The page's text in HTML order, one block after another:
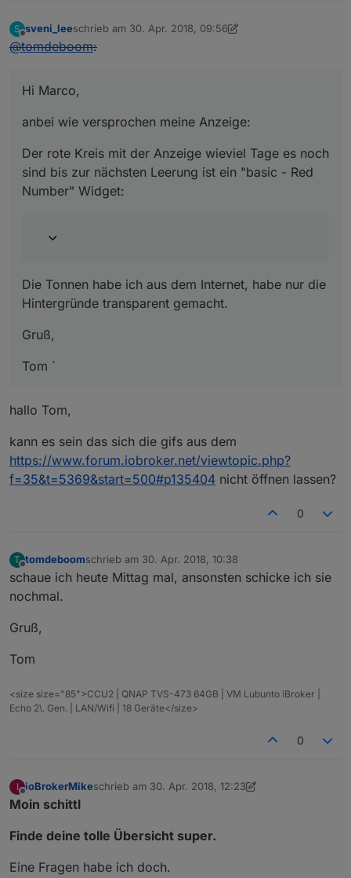
S
Offline
sveni_leeschrieb am 30. Apr. 2018, 09:56
zuletzt editiert von Jey Cee
@tomdeboom:
Hi Marco,
anbei wie versprochen meine Anzeige:
Der rote Kreis mit der Anzeige wieviel Tage es noch
sind bis zur nächsten Leerung ist ein "basic - Red
Number" Widget:
Die Tonnen habe ich aus dem Internet, habe nur die
Hintergründe transparent gemacht.
Gruß,
Tom `
hallo Tom,
kann es sein das sich die gifs aus dem
https://www.forum.iobroker.net/viewtopic.php?
f=35&t=5369&start=500#p135404 nicht öffnen lassen?
0
T
Offline
tomdeboomschrieb am 30. Apr. 2018, 10:38
zuletzt editiert von
schaue ich heute Mittag mal, ansonsten schicke ich sie
nochmal.
Gruß,
Tom
<size size="85">CCU2 | QNAP TVS-473 64GB | VM Lubunto iBroker |
Echo 2\. Gen. | LAN/Wifi | 18 Geräte</size>
0
I
Offline
ioBrokerMikeschrieb am 30. Apr. 2018, 12:23
zuletzt editiert von Jey Cee
Moin schittl
Finde deine tolle Übersicht super.
Eine Fragen habe ich doch.